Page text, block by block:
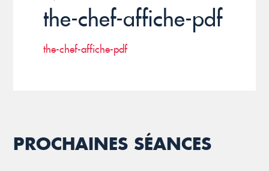
the-chef-affiche-pdf
the-chef-affiche-pdf
PROCHAINES SÉANCES